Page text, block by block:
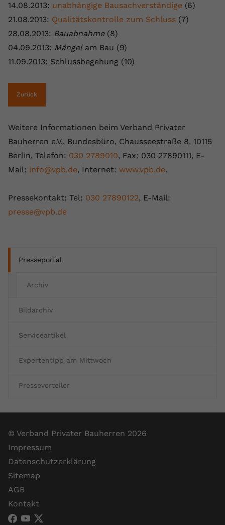
Presseportal
Archiv
Bildarchiv
Serviceartikel
Expertentipp am Mittwoch
Presseverteiler
14.08.2013: unabhängige Bausachverständige (6)
21.08.2013: Qualitätskontrolle zum Schluss (7)
28.08.2013: Bauabnahme(8)
04.09.2013: Mängelam Bau (9)
11.09.2013: Schlussbegehung (10)
Zurück
Weitere Informationen beim Verband Privater
Bauherren e.V., Bundesbüro, Chausseestraße 8, 10115
Berlin, Telefon: 030 2789010, Fax: 030 27890111, E-
Mail: info@vpb.de, Internet: www.vpb.de.
Pressekontakt: Tel: 030 27890122, E-Mail:
presse@vpb.de
© Verband Privater Bauherren 2026
Impressum
Datenschutzerklärung
Sitemap
AGB
Kontakt